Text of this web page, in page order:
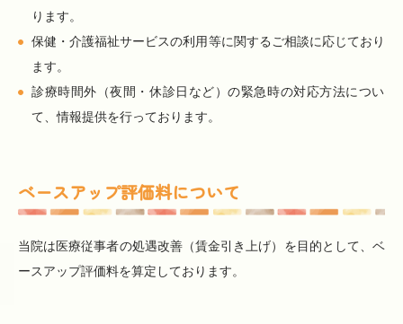
ります。
保健・介護福祉サービスの利用等に関するご相談に応じており
ます。
診療時間外（夜間・休診日など）の緊急時の対応方法につい
て、情報提供を行っております。
ベースアップ評価料について
当院は医療従事者の処遇改善（賃金引き上げ）を目的として、ベ
ースアップ評価料を算定しております。